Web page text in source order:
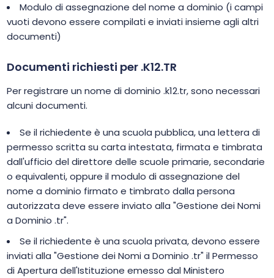
Modulo di assegnazione del nome a dominio (i campi
vuoti devono essere compilati e inviati insieme agli altri
documenti)
Documenti richiesti per .K12.TR
Per registrare un nome di dominio .k12.tr, sono necessari
alcuni documenti.
Se il richiedente è una scuola pubblica, una lettera di
permesso scritta su carta intestata, firmata e timbrata
dall'ufficio del direttore delle scuole primarie, secondarie
o equivalenti, oppure il modulo di assegnazione del
nome a dominio firmato e timbrato dalla persona
autorizzata deve essere inviato alla "Gestione dei Nomi
a Dominio .tr".
Se il richiedente è una scuola privata, devono essere
inviati alla "Gestione dei Nomi a Dominio .tr" il Permesso
di Apertura dell'Istituzione emesso dal Ministero